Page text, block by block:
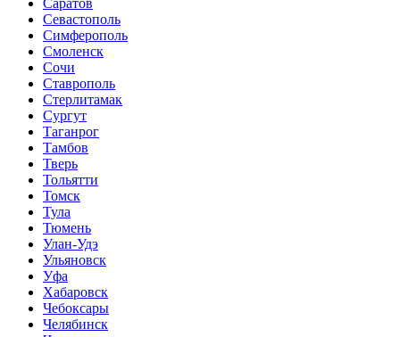
Саратов
Севастополь
Симферополь
Смоленск
Сочи
Ставрополь
Стерлитамак
Сургут
Таганрог
Тамбов
Тверь
Тольятти
Томск
Тула
Тюмень
Улан-Удэ
Ульяновск
Уфа
Хабаровск
Чебоксары
Челябинск